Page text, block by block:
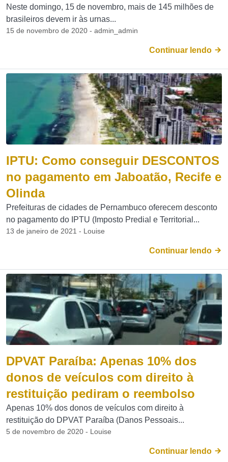
Neste domingo, 15 de novembro, mais de 145 milhões de
brasileiros devem ir às urnas...
15 de novembro de 2020 - admin_admin
Continuar lendo
IPTU: Como conseguir DESCONTOS
no pagamento em Jaboatão, Recife e
Olinda
Prefeituras de cidades de Pernambuco oferecem desconto
no pagamento do IPTU (Imposto Predial e Territorial...
13 de janeiro de 2021 - Louise
Continuar lendo
DPVAT Paraíba: Apenas 10% dos
donos de veículos com direito à
restituição pediram o reembolso
Apenas 10% dos donos de veículos com direito à
restituição do DPVAT Paraíba (Danos Pessoais...
5 de novembro de 2020 - Louise
Continuar lendo